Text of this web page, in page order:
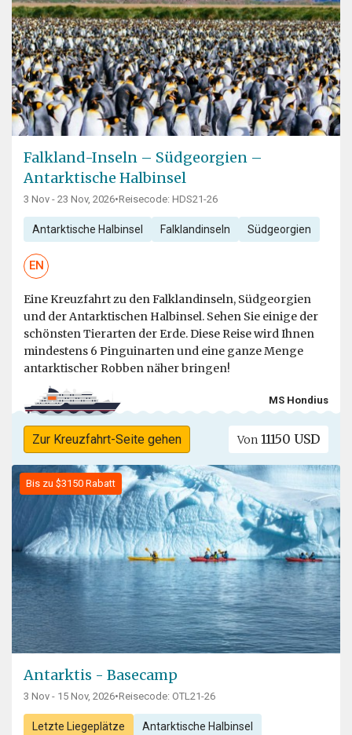
Falkland-Inseln – Südgeorgien –
Antarktische Halbinsel
3 Nov - 23 Nov, 2026•Reisecode: HDS21-26
Antarktische Halbinsel Falklandinseln Südgeorgien
EN
Eine Kreuzfahrt zu den Falklandinseln, Südgeorgien
und der Antarktischen Halbinsel. Sehen Sie einige der
schönsten Tierarten der Erde. Diese Reise wird Ihnen
mindestens 6 Pinguinarten und eine ganze Menge
antarktischer Robben näher bringen!
MS Hondius
Zur Kreuzfahrt-Seite gehen Von 11150 USD
Bis zu $3150 Rabatt
Antarktis - Basecamp
3 Nov - 15 Nov, 2026•Reisecode: OTL21-26
Letzte Liegeplätze Antarktische Halbinsel